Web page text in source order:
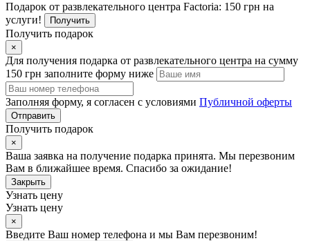
Подарок от развлекательного центра Factoria: 150 грн на
услуги!
Получить
Получить подарок
×
Для получения подарка от развлекательного центра на сумму
150 грн заполните форму ниже
Заполняя форму, я согласен с условиями Публичной оферты
Отправить
Получить подарок
×
Ваша заявка на получение подарка принята. Мы перезвоним
Вам в ближайшее время. Спасибо за ожидание!
Закрыть
Узнать цену
Узнать цену
×
Введите Ваш номер телефона и мы Вам перезвоним!